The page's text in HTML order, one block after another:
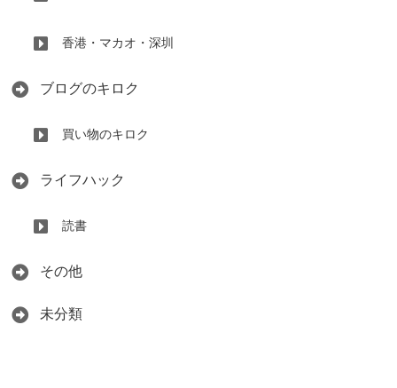
香港・マカオ・深圳
ブログのキロク
買い物のキロク
ライフハック
読書
その他
未分類